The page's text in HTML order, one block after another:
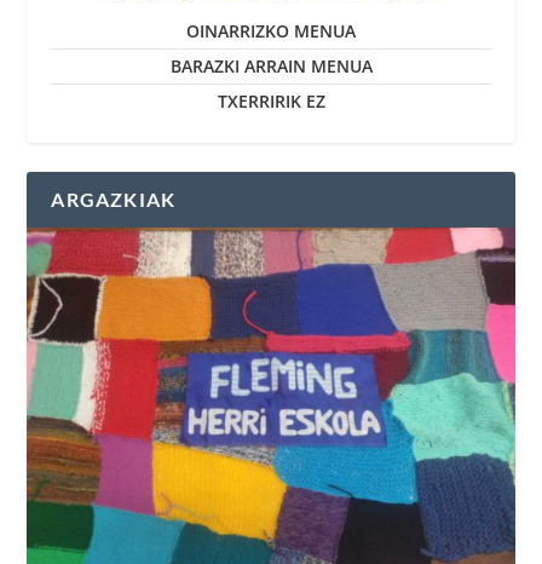
OINARRIZKO MENUA
BARAZKI ARRAIN MENUA
TXERRIRIK EZ
ARGAZKIAK